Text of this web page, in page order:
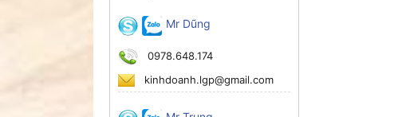
Mr Dũng
0978.648.174
kinhdoanh.lgp@gmail.com